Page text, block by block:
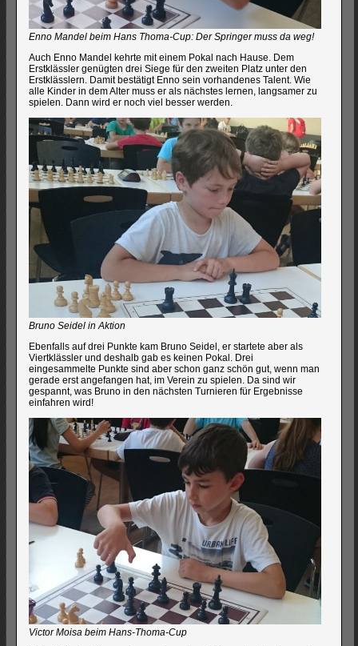
Enno Mandel beim Hans Thoma-Cup: Der Springer muss da weg!
Auch Enno Mandel kehrte mit einem Pokal nach Hause. Dem
Erstklässler genügten drei Siege für den zweiten Platz unter den
Erstklässlern. Damit bestätigt Enno sein vorhandenes Talent. Wie
alle Kinder in dem Alter muss er als nächstes lernen, langsamer zu
spielen. Dann wird er noch viel besser werden.
Bruno Seidel in Aktion
Ebenfalls auf drei Punkte kam Bruno Seidel, er startete aber als
Viertklässler und deshalb gab es keinen Pokal. Drei
eingesammelte Punkte sind aber schon ganz schön gut, wenn man
gerade erst angefangen hat, im Verein zu spielen. Da sind wir
gespannt, was Bruno in den nächsten Turnieren für Ergebnisse
einfahren wird!
Victor Moisa beim Hans-Thoma-Cup